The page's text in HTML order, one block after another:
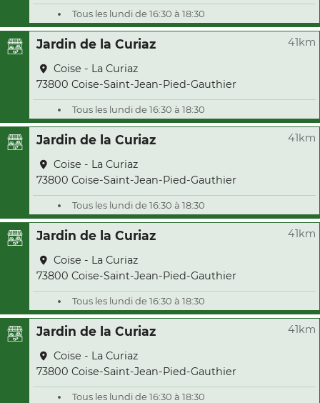
Tous les lundi de 16:30 à 18:30
Jardin de la Curiaz 41km
Coise - La Curiaz
73800 Coise-Saint-Jean-Pied-Gauthier
Tous les lundi de 16:30 à 18:30
Jardin de la Curiaz 41km
Coise - La Curiaz
73800 Coise-Saint-Jean-Pied-Gauthier
Tous les lundi de 16:30 à 18:30
Jardin de la Curiaz 41km
Coise - La Curiaz
73800 Coise-Saint-Jean-Pied-Gauthier
Tous les lundi de 16:30 à 18:30
Jardin de la Curiaz 41km
Coise - La Curiaz
73800 Coise-Saint-Jean-Pied-Gauthier
Tous les lundi de 16:30 à 18:30